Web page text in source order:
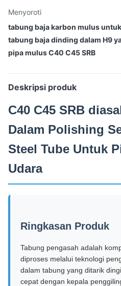
Menyoroti
tabung baja karbon mulus
tabung baja dinding dalam H9
pipa mulus C40 C45 SRB
Deskripsi produk
C40 C45 SRB
Dalam Polishing
Steel Tube Untuk
Udara
Ringkasan Produk
Tabung pengasah adalah
diproses melalui teknologi
dalam tabung yang ditarik
cepat dengan kepala